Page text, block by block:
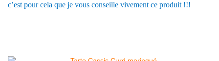
c’est pour cela que je vous conseille vivement ce produit !!!